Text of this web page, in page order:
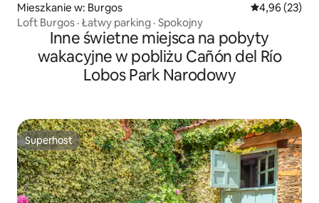
Mieszkanie w: Burgos Średnia
4,96 (23)
Loft Burgos · Łatwy parking · Spokojny
Inne świetne miejsca na pobyty
wakacyjne w pobliżu Cañón del Río
Lobos Park Narodowy
Superhost
Superhost